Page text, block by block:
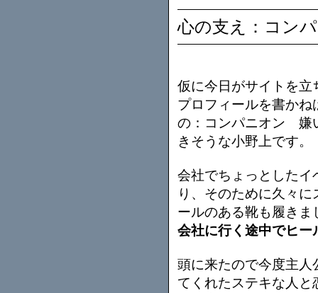
心の支え：コン
仮に今日がサイトを立
プロフィールを書か
の：コンパニオン 嫌
きそうな小野上です。
会社でちょっとしたイ
り、そのために久々
ールのある靴も履きま
会社に行く途中でヒー
頭に来たので今度主人
てくれたステキな人